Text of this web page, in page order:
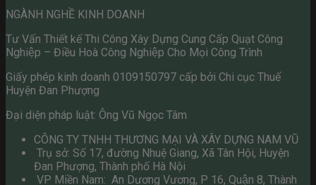
NGÀNH NGHỀ KINH DOANH
Tư Vấn Thiết kế Thi Công Xây Dựng Cung Cấp Quạt Công
Nghiệp – Điều Hoà Công Nghiệp Cho Mọi Công Trình
Giấy phép kinh doanh 0109150797 cấp bởi Chi cục Thuế
Huyện Đan Phượng
Đại diện pháp luật: Ông Vũ Ngọc Tâm
CÔNG TY TNHH THƯƠNG MẠI VÀ XÂY DỰNG NAM VŨ
Trụ sở: Số 17, đường Nhuệ Giang, Xã Tân Hội, Huyện
Đan Phượng, Thành phố Hà Nội
VP Miền Nam: An Dương Vương, P 16, Quận 8, Thành